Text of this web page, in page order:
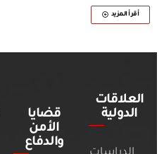
أقرأ المزيد
العلاقات
الدولية
قضايا
الأمن
والدفاع